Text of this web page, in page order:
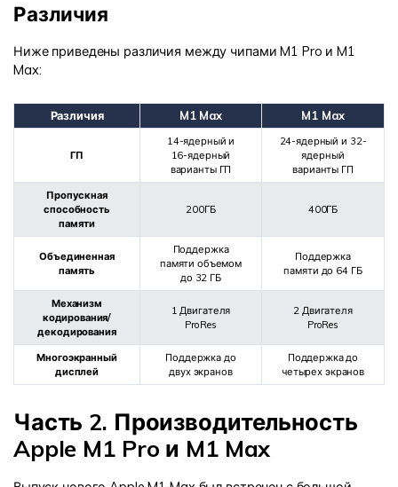
Различия
Ниже приведены различия между чипами M1 Pro и M1
Max:
Различия M1 Max M1 Max
ГП
14-ядерный и
16-ядерный
варианты ГП
24-ядерный и 32-
ядерный
варианты ГП
Пропускная
способность
памяти
200ГБ 400ГБ
Объединенная
память
Поддержка
памяти объемом
до 32 ГБ
Поддержка
памяти до 64 ГБ
Механизм
кодирования/
декодирования
1 Двигателя
ProRes
2 Двигателя
ProRes
Многоэкранный
дисплей
Поддержка до
двух экранов
Поддержка до
четырех экранов
Часть 2. Производительность
Apple M1 Pro и M1 Max